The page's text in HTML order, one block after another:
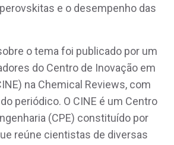
e o desempenho das
o tema foi publicado por um
do Centro de Inovação em
na Chemical Reviews, com
periódico. O CINE é um Centro
(CPE) constituído por
reúne cientistas de diversas